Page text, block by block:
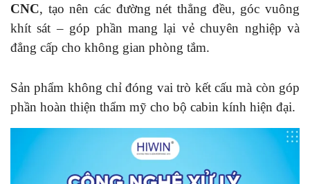
CNC, tạo nên các đường nét thẳng đều, góc vuông
khít sát – góp phần mang lại vẻ chuyên nghiệp và
đẳng cấp cho không gian phòng tắm.
Sản phẩm không chỉ đóng vai trò kết cấu mà còn góp
phần hoàn thiện thẩm mỹ cho bộ cabin kính hiện đại.